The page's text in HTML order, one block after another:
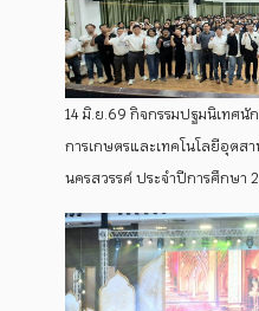
14 มิ.ย.69 กิจกรรมปฐมนิเทศนั
การเกษตรและเทคโนโลยีอุตส
นครสวรรค์ ประจำปีการศึกษา